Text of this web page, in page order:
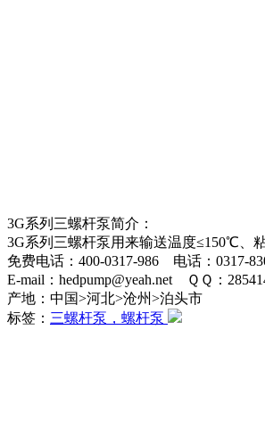
3G系列三螺杆泵简介：
3G系列三螺杆泵用来输送温度≤150℃、
免费电话：400-0317-986 电话：0317-
E-mail：hedpump@yeah.net ＱＱ：
产地：中国>河北>沧州>泊头市
标签： 三螺杆泵，螺杆泵